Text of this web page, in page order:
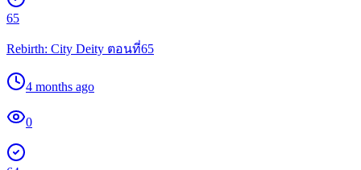
65
Rebirth: City Deity ตอนที่65
4 months ago
0